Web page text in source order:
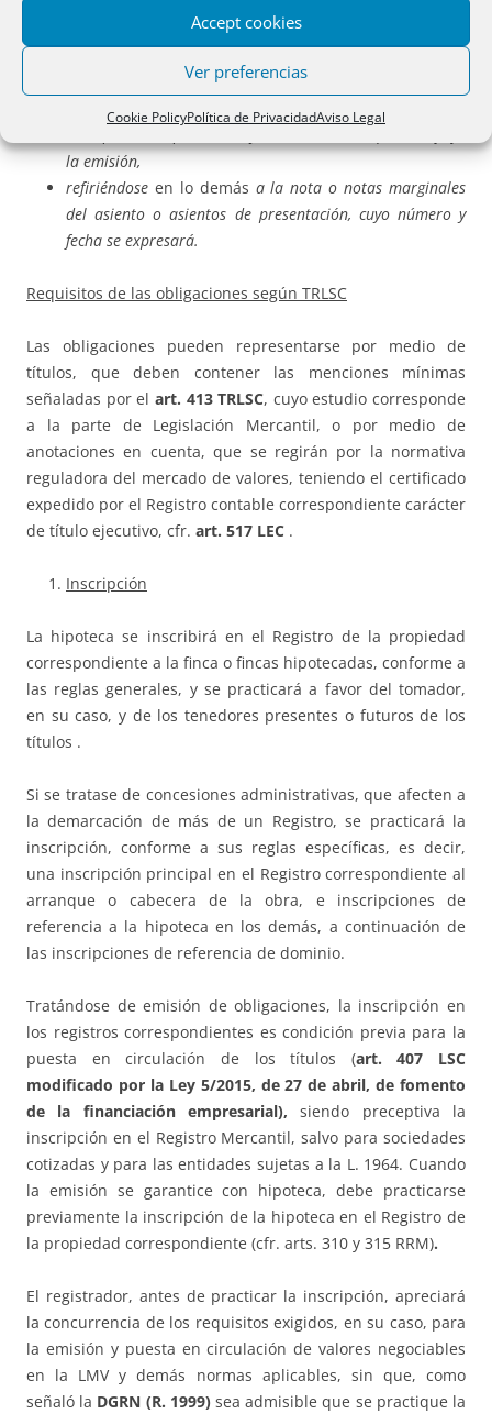
Accept cookies
Ver preferencias
Cookie PolicyPolítica de PrivacidadAviso Legal
necesario reflejar en ellos las circunstancias del art. 154 in fine
Los Registros de la Propiedad en que se practicaron las
la emisión,
refiriéndose en lo demás a la nota o notas marginales
del asiento o asientos de presentación, cuyo número y
fecha se expresará.
Requisitos de las obligaciones según TRLSC
Las obligaciones pueden representarse por medio de
títulos, que deben contener las menciones mínimas
señaladas por el art. 413 TRLSC, cuyo estudio corresponde
a la parte de Legislación Mercantil, o por medio de
anotaciones en cuenta, que se regirán por la normativa
reguladora del mercado de valores, teniendo el certificado
expedido por el Registro contable correspondiente carácter
de título ejecutivo, cfr. art. 517 LEC .
Inscripción
La hipoteca se inscribirá en el Registro de la propiedad
correspondiente a la finca o fincas hipotecadas, conforme a
las reglas generales, y se practicará a favor del tomador,
en su caso, y de los tenedores presentes o futuros de los
títulos .
Si se tratase de concesiones administrativas, que afecten a
la demarcación de más de un Registro, se practicará la
inscripción, conforme a sus reglas específicas, es decir,
una inscripción principal en el Registro correspondiente al
arranque o cabecera de la obra, e inscripciones de
referencia a la hipoteca en los demás, a continuación de
las inscripciones de referencia de dominio.
Tratándose de emisión de obligaciones, la inscripción en
los registros correspondientes es condición previa para la
puesta en circulación de los títulos (art. 407 LSC
modificado por laLey 5/2015, de 27 de abril, de fomento
de la financiación empresarial),siendo preceptiva la
inscripción en el Registro Mercantil, salvo para sociedades
cotizadas y para las entidades sujetas a la L. 1964. Cuando
la emisión se garantice con hipoteca, debe practicarse
previamente la inscripción de la hipoteca en el Registro de
la propiedad correspondiente (cfr. arts. 310 y 315 RRM).
El registrador, antes de practicar la inscripción, apreciará
la concurrencia de los requisitos exigidos, en su caso, para
la emisión y puesta en circulación de valores negociables
en la LMV y demás normas aplicables, sin que, como
señaló la DGRN (R. 1999)sea admisible que se practique la